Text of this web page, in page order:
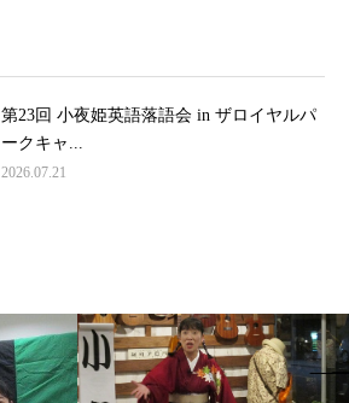
第23回 小夜姫英語落語会 in ザロイヤルパ
ークキャ...
2026.07.21